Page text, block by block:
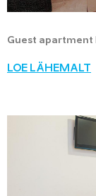
Guest apartment
LOE LÄHEMALT